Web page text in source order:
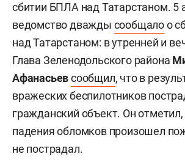
сбитии БПЛА над Татарстаном. 5
ведомство дважды сообщалоо
над Татарстаном: в утренней и
Глава Зеленодольского района
Афанасьевсообщил, что в
вражеских беспилотников
гражданский объект. Он отметил,
падения обломков произошел
не пострадал.